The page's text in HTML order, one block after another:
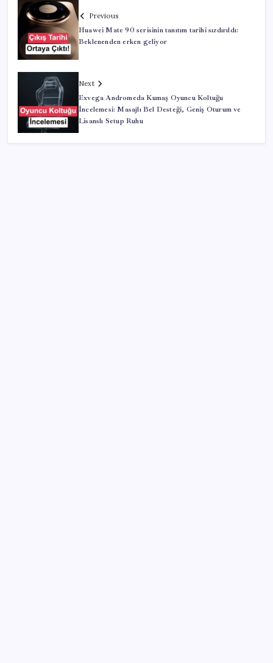
Previous
Huawei Mate 90 serisinin tanıtım tarihi sızdırıldı:
Beklenenden erken geliyor
Next
Exvega Andromeda Kumaş Oyuncu Koltuğu
İncelemesi: Masajlı Bel Desteği, Geniş Oturum ve
Lisanslı Setup Ruhu